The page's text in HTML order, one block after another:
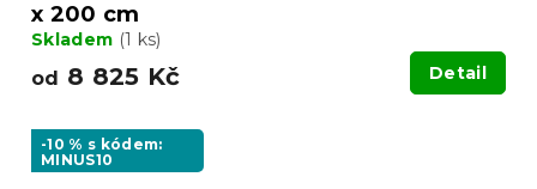
x 200 cm
Skladem (1 ks)
od 8 825 Kč Detail
-10 % s kódem:
MINUS10